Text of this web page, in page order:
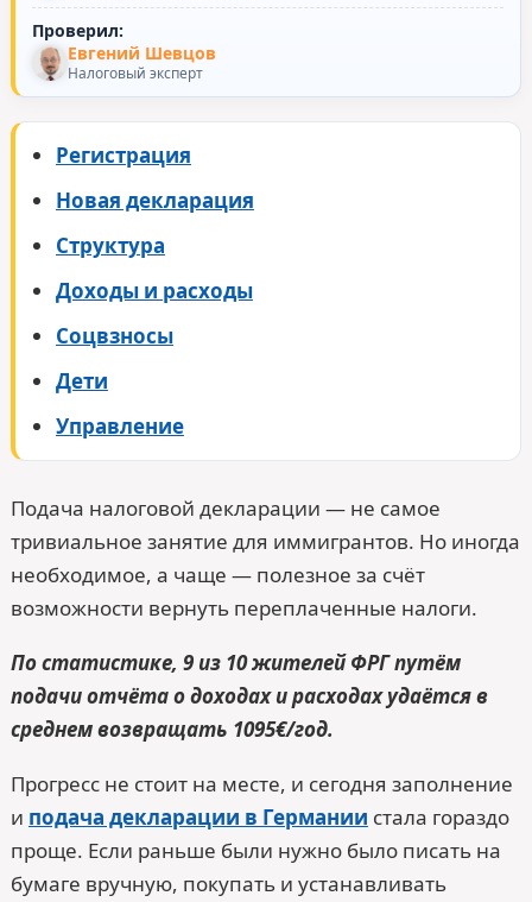
Проверил:
Евгений Шевцов
Налоговый эксперт
Регистрация
Новая декларация
Структура
Доходы и расходы
Соцвзносы
Дети
Управление
Подача налоговой декларации — не самое
тривиальное занятие для иммигрантов. Но иногда
необходимое, а чаще — полезное за счёт
возможности вернуть переплаченные налоги.
По статистике, 9 из 10 жителей ФРГ путём
подачи отчёта о доходах и расходах удаётся в
среднем возвращать 1095€/год.
Прогресс не стоит на месте, и сегодня заполнение
и подача декларации в Германии стала гораздо
проще. Если раньше были нужно было писать на
бумаге вручную, покупать и устанавливать